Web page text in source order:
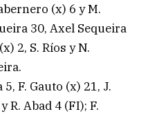
(x) 6 y M.
30, Axel Sequeira
2, S. Ríos y N.
F. Gauto (x) 21, J.
R. Abad 4 (FI); F.